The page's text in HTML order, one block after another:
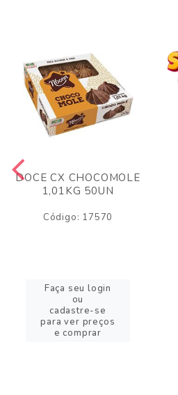
DOCE CX CHOCOMOLE
1,01KG 50UN
Código: 17570
Faça seu login
ou
cadastre-se
para ver preços
e comprar